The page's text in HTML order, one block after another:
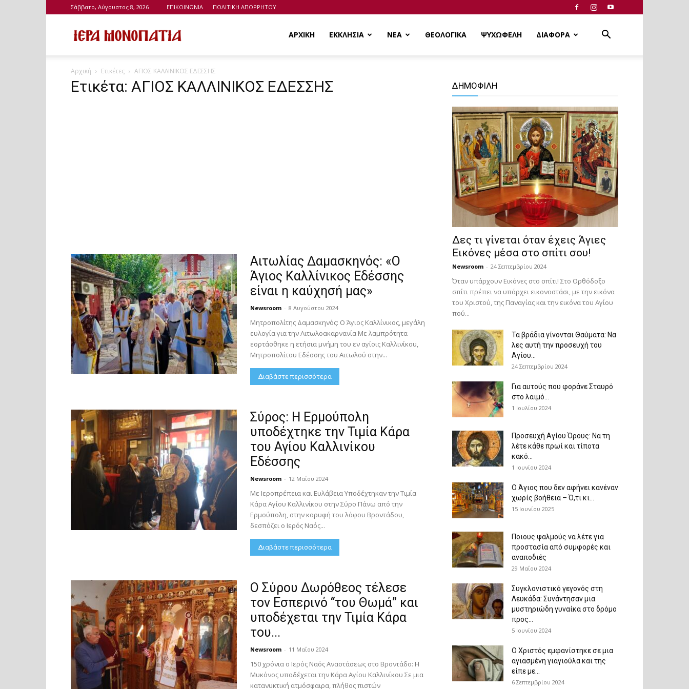
Σάββατο, Αύγουστος 8, 2026 ΕΠΙΚΟΙΝΩΝΙΑ ΠΟΛΙΤΙΚΗ ΑΠΟΡΡΗΤΟΥ
Μονοπάτια
ΑΡΧΙΚΗ ΕΚΚΛΗΣΙΑ ΝΕΑ ΘΕΟΛΟΓΙΚΑ ΨΥΧΩΦΕΛΗ ΔΙΑΦΟΡΑ
Αρχική Ετικέτες ΑΓΙΟΣ ΚΑΛΛΙΝΙΚΟΣ ΕΔΕΣΣΗΣ
Ετικέτα: ΑΓΙΟΣ ΚΑΛΛΙΝΙΚΟΣ ΕΔΕΣΣΗΣ
Αιτωλίας Δαμασκηνός: «Ο
Άγιος Καλλίνικος Εδέσσης
είναι η καύχησή μας»
Newsroom - 8 Αυγούστου 2024
Μητροπολίτης Δαμασκηνός: Ο Άγιος Καλλίνικος, μεγάλη
ευλογία για την Αιτωλοακαρνανία Με λαμπρότητα
εορτάσθηκε η ετήσια μνήμη του εν αγίοις Καλλινίκου,
Μητροπολίτου Εδέσσης του Αιτωλού στην...
Διαβάστε περισσότερα
Σύρος: Η Ερμούπολη
υποδέχτηκε την Τιμία Κάρα
του Αγίου Καλλινίκου
Εδέσσης
Newsroom - 12 Μαΐου 2024
Με Ιεροπρέπεια και Ευλάβεια Υποδέχτηκαν την Τιμία
Κάρα Αγίου Καλλινίκου στην Σύρο Πάνω από την
Ερμούπολη, στην κορυφή του λόφου Βροντάδου,
δεσπόζει ο Ιερός Ναός...
Διαβάστε περισσότερα
Ο Σύρου Δωρόθεος τέλεσε
τον Εσπερινό “του Θωμά” και
υποδέχεται την Τιμία Κάρα
του...
Newsroom - 11 Μαΐου 2024
150 χρόνια ο Ιερός Ναός Αναστάσεως στο Βροντάδο: Η
Μυκόνος υποδέχεται την Κάρα Αγίου Καλλινίκου Σε μια
κατανυκτική ατμόσφαιρα, πλήθος πιστών
ΔΗΜΟΦΙΛΗ
Δες τι γίνεται όταν έχεις Άγιες
Εικόνες μέσα στο σπίτι σου!
Newsroom - 24 Σεπτεμβρίου 2024
Όταν υπάρχουν Εικόνες στο σπίτι! Στο Ορθόδοξο
σπίτι πρέπει να υπάρχει εικονοστάσι, με την εικόνα
του Χριστού, της Παν­αγίας και την εικόνα του Αγίου
πού...
Τα βράδια γίνονται Θαύματα: Να
λες αυτή την προσευχή του
Αγίου...
24 Σεπτεμβρίου 2024
Για αυτούς που φοράνε Σταυρό
στο λαιμό…
1 Ιουλίου 2024
Προσευχή Αγίου Όρους: Να τη
λέτε κάθε πρωί και τίποτα
κακό...
1 Ιουνίου 2024
Ο Άγιος που δεν αφήνει κανέναν
χωρίς βοήθεια – Ό,τι κι...
15 Ιουνίου 2025
Ποιους ψαλμούς να λέτε για
προστασία από συμφορές και
αναποδιές
29 Μαΐου 2024
Συγκλονιστικό γεγονός στη
Λευκάδα: Συνάντησαν μια
μυστηριώδη γυναίκα στο δρόμο
προς...
5 Ιουνίου 2024
Ο Χριστός εμφανίστηκε σε μια
αγιασμένη γιαγιούλα και της
είπε με...
6 Σεπτεμβρίου 2024